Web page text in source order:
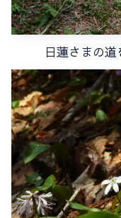
日蓮さまの